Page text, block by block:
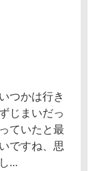
つかは行き
じまいだっ
ていたと最
ですね、思
...